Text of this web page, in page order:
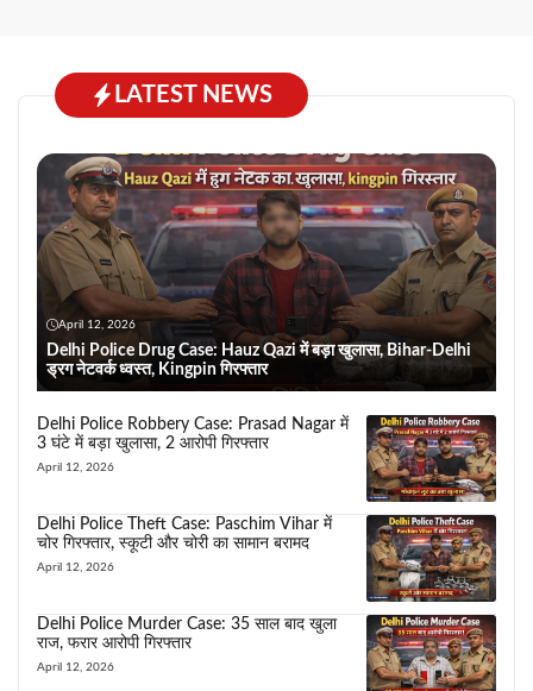
LATEST NEWS
April 12, 2026
Delhi Police Drug Case: Hauz Qazi में बड़ा खुलासा, Bihar-Delhi
ड्रग नेटवर्क ध्वस्त, Kingpin गिरफ्तार
Delhi Police Robbery Case: Prasad Nagar में
3 घंटे में बड़ा खुलासा, 2 आरोपी गिरफ्तार
April 12, 2026
Delhi Police Theft Case: Paschim Vihar में
चोर गिरफ्तार, स्कूटी और चोरी का सामान बरामद
April 12, 2026
Delhi Police Murder Case: 35 साल बाद खुला
राज, फरार आरोपी गिरफ्तार
April 12, 2026